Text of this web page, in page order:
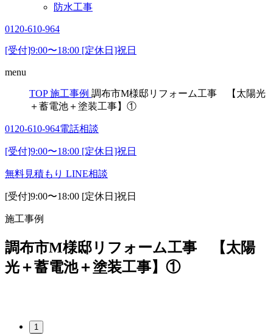
防水工事
0120-610-964
[受付]9:00〜18:00 [定休日]祝日
menu
TOP 施工事例 調布市M様邸リフォーム工事 【太陽光
＋蓄電池＋塗装工事】①
0120-610-964電話相談
[受付]9:00〜18:00 [定休日]祝日
無料見積もり LINE相談
[受付]9:00〜18:00 [定休日]祝日
施工事例
調布市M様邸リフォーム工事 【太陽
光＋蓄電池＋塗装工事】①
1